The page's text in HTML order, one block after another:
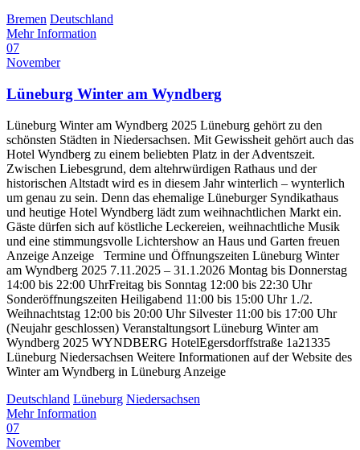
Bremen Deutschland
Mehr Information
07
November
Lüneburg Winter am Wyndberg
Lüneburg Winter am Wyndberg 2025 Lüneburg gehört zu den
schönsten Städten in Niedersachsen. Mit Gewissheit gehört auch das
Hotel Wyndberg zu einem beliebten Platz in der Adventszeit.
Zwischen Liebesgrund, dem altehrwürdigen Rathaus und der
historischen Altstadt wird es in diesem Jahr winterlich – wynterlich
um genau zu sein. Denn das ehemalige Lüneburger Syndikathaus
und heutige Hotel Wyndberg lädt zum weihnachtlichen Markt ein.
Gäste dürfen sich auf köstliche Leckereien, weihnachtliche Musik
und eine stimmungsvolle Lichtershow an Haus und Garten freuen
Anzeige Anzeige Termine und Öffnungszeiten Lüneburg Winter
am Wyndberg 2025 7.11.2025 – 31.1.2026 Montag bis Donnerstag
14:00 bis 22:00 UhrFreitag bis Sonntag 12:00 bis 22:30 Uhr
Sonderöffnungszeiten Heiligabend 11:00 bis 15:00 Uhr 1./2.
Weihnachtstag 12:00 bis 20:00 Uhr Silvester 11:00 bis 17:00 Uhr
(Neujahr geschlossen) Veranstaltungsort Lüneburg Winter am
Wyndberg 2025 WYNDBERG HotelEgersdorffstraße 1a21335
Lüneburg Niedersachsen Weitere Informationen auf der Website des
Winter am Wyndberg in Lüneburg Anzeige
Deutschland Lüneburg Niedersachsen
Mehr Information
07
November